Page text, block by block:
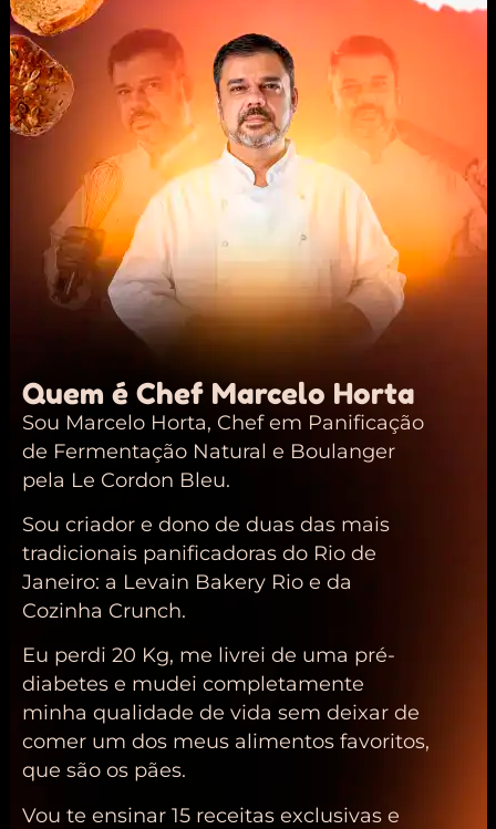
Quem é Chef Marcelo Horta
Sou Marcelo Horta, Chef em Panificação
de Fermentação Natural e Boulanger
pela Le Cordon Bleu.
Sou criador e dono de duas das mais
tradicionais panificadoras do Rio de
Janeiro: a Levain Bakery Rio e da
Cozinha Crunch.
Eu perdi 20 Kg, me livrei de uma pré-
diabetes e mudei completamente
minha qualidade de vida sem deixar de
comer um dos meus alimentos favoritos,
que são os pães.
Vou te ensinar 15 receitas exclusivas e